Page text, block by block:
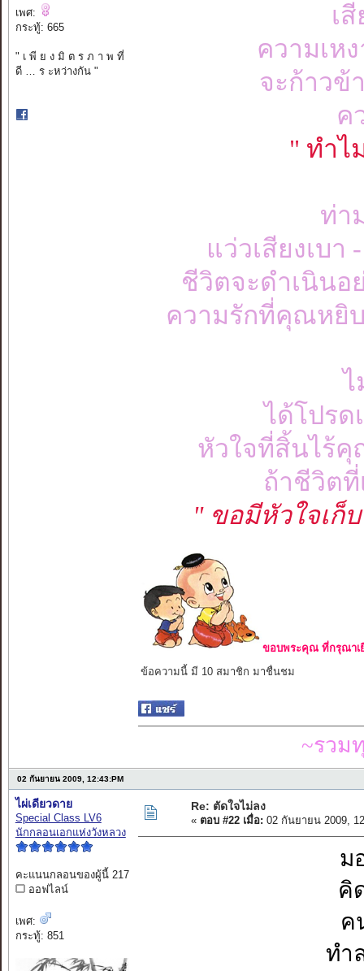
เพศ:
กระทู้: 665
" เ พี ย ง มิ ต ร ภ า พ ที่
ดี … ร ะหว่างกัน "
เ
ความเห
จะก้าวข้
ค
" ทำไ
ท่า
แว่วเสียงเบ
ชีวิตจะดำเนินอ
ความรักที่คุณหยิ
ไ
ได้โปรด
หัวใจที่สิ้นไร้คุ
ถ้าชีวิตที่
" ขอมีหัวใจเก็
ขอบพระคุณ ที่กรุณาเ
ข้อความนี้ มี 10 สมาชิก มาชื่นชม
~รวม
02 กันยายน 2009, 12:43:PM
ไผ่เดียวดาย
Special Class LV6
นักกลอนเอกแห่งวังหลวง
คะแนนกลอนของผู้นี้ 217
ออฟไลน์
เพศ:
กระทู้: 851
Re: ตัดใจไม่ลง
« ตอบ #22 เมื่อ: 02 กันยายน 2009,
ม
คิ
ค
ทำ